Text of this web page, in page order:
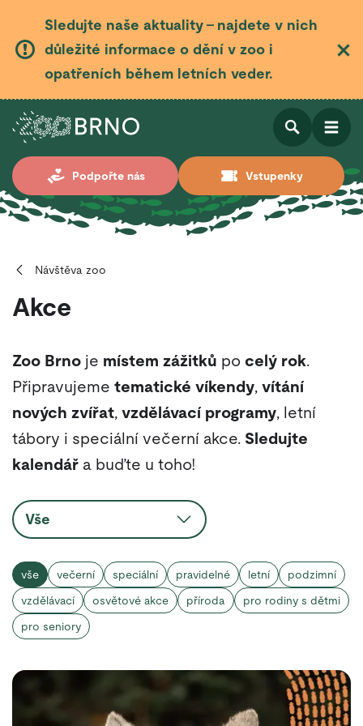
Sledujte naše aktuality – najdete v nich
důležité informace o dění v zoo i
opatřeních během letních veder.
Podpořte nás Vstupenky
Otevřít
Otevřít
Návštěva zoo
Akce
Zoo Brno je místem zážitků po celý rok.
Připravujeme tematické víkendy, vítání
nových zvířat, vzdělávací programy, letní
tábory i speciální večerní akce. Sledujte
kalendář a buďte u toho!
Vše
vše večerní speciální pravidelné letní
podzimní
vzdělávací
osvětové akce příroda
pro rodiny s dětmi
pro seniory